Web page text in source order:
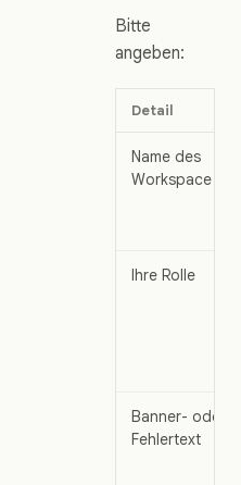
Bitte
angeben:
Detail
Name des
Workspace
Ihre Rolle
Banner- oder
Fehlertext